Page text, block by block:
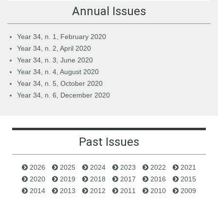
Annual Issues
Year 34, n. 1, February 2020
Year 34, n. 2, April 2020
Year 34, n. 3, June 2020
Year 34, n. 4, August 2020
Year 34, n. 5, October 2020
Year 34, n. 6, December 2020
Past Issues
2026 2025 2024 2023 2022
2021
2020
2019 2018 2017 2016
2015
2014
2013 2012 2011 2010
2009